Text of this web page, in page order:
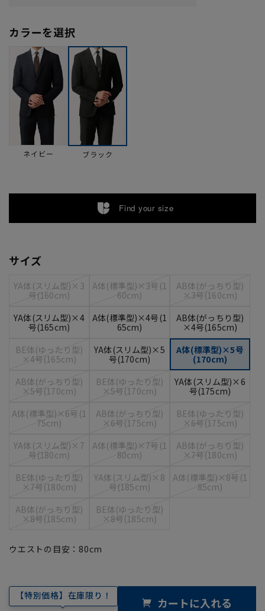
カラーを選択
ネイビー ブラック
Find your size
サイズ
YA体(スリム型)×3
号(160cm)
A体(標準型)×3号(1
60cm)
AB体(がっちり型)
×3号(160cm)
YA体(スリム型)×4
号(165cm)
A体(標準型)×4号(1
65cm)
AB体(がっちり型)
×4号(165cm)
BE体(ゆったり型)
×4号(165cm)
YA体(スリム型)×5
号(170cm)
A体(標準型)×5号
(170cm)
AB体(がっちり型)
×5号(170cm)
BE体(ゆったり型)
×5号(170cm)
YA体(スリム型)×6
号(175cm)
A体(標準型)×6号(1
75cm)
AB体(がっちり型)
×6号(175cm)
BE体(ゆったり型)
×6号(175cm)
YA体(スリム型)×7
号(180cm)
A体(標準型)×7号(1
80cm)
AB体(がっちり型)
×7号(180cm)
BE体(ゆったり型)
×7号(180cm)
YA体(スリム型)×8
号(185cm)
A体(標準型)×8号(1
85cm)
AB体(がっちり型)
×8号(185cm)
BE体(ゆったり型)
×8号(185cm)
ウエストの目安： 80cm
【特別価格】在庫限り！ カートに入れる